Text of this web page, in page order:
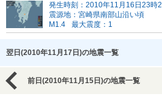
発生時刻：2010年11月16日23時
震源地：宮崎県南部山沿い頃
M1.4
最大震度：1
翌日(2010年11月17日)の地震一覧
前日(2010年11月15日)の地震一覧